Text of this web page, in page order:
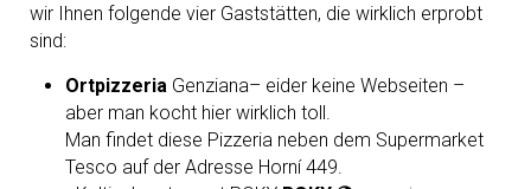
wir Ihnen folgende vier Gaststätten, die wirklich erprobt
sind:
Ortpizzeria Genziana– eider keine Webseiten –
aber man kocht hier wirklich toll.
Man findet diese Pizzeria neben dem Supermarket
Tesco auf der Adresse Horní 449.